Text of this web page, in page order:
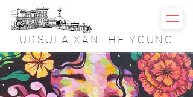
URSULA XANTHE YOUNG